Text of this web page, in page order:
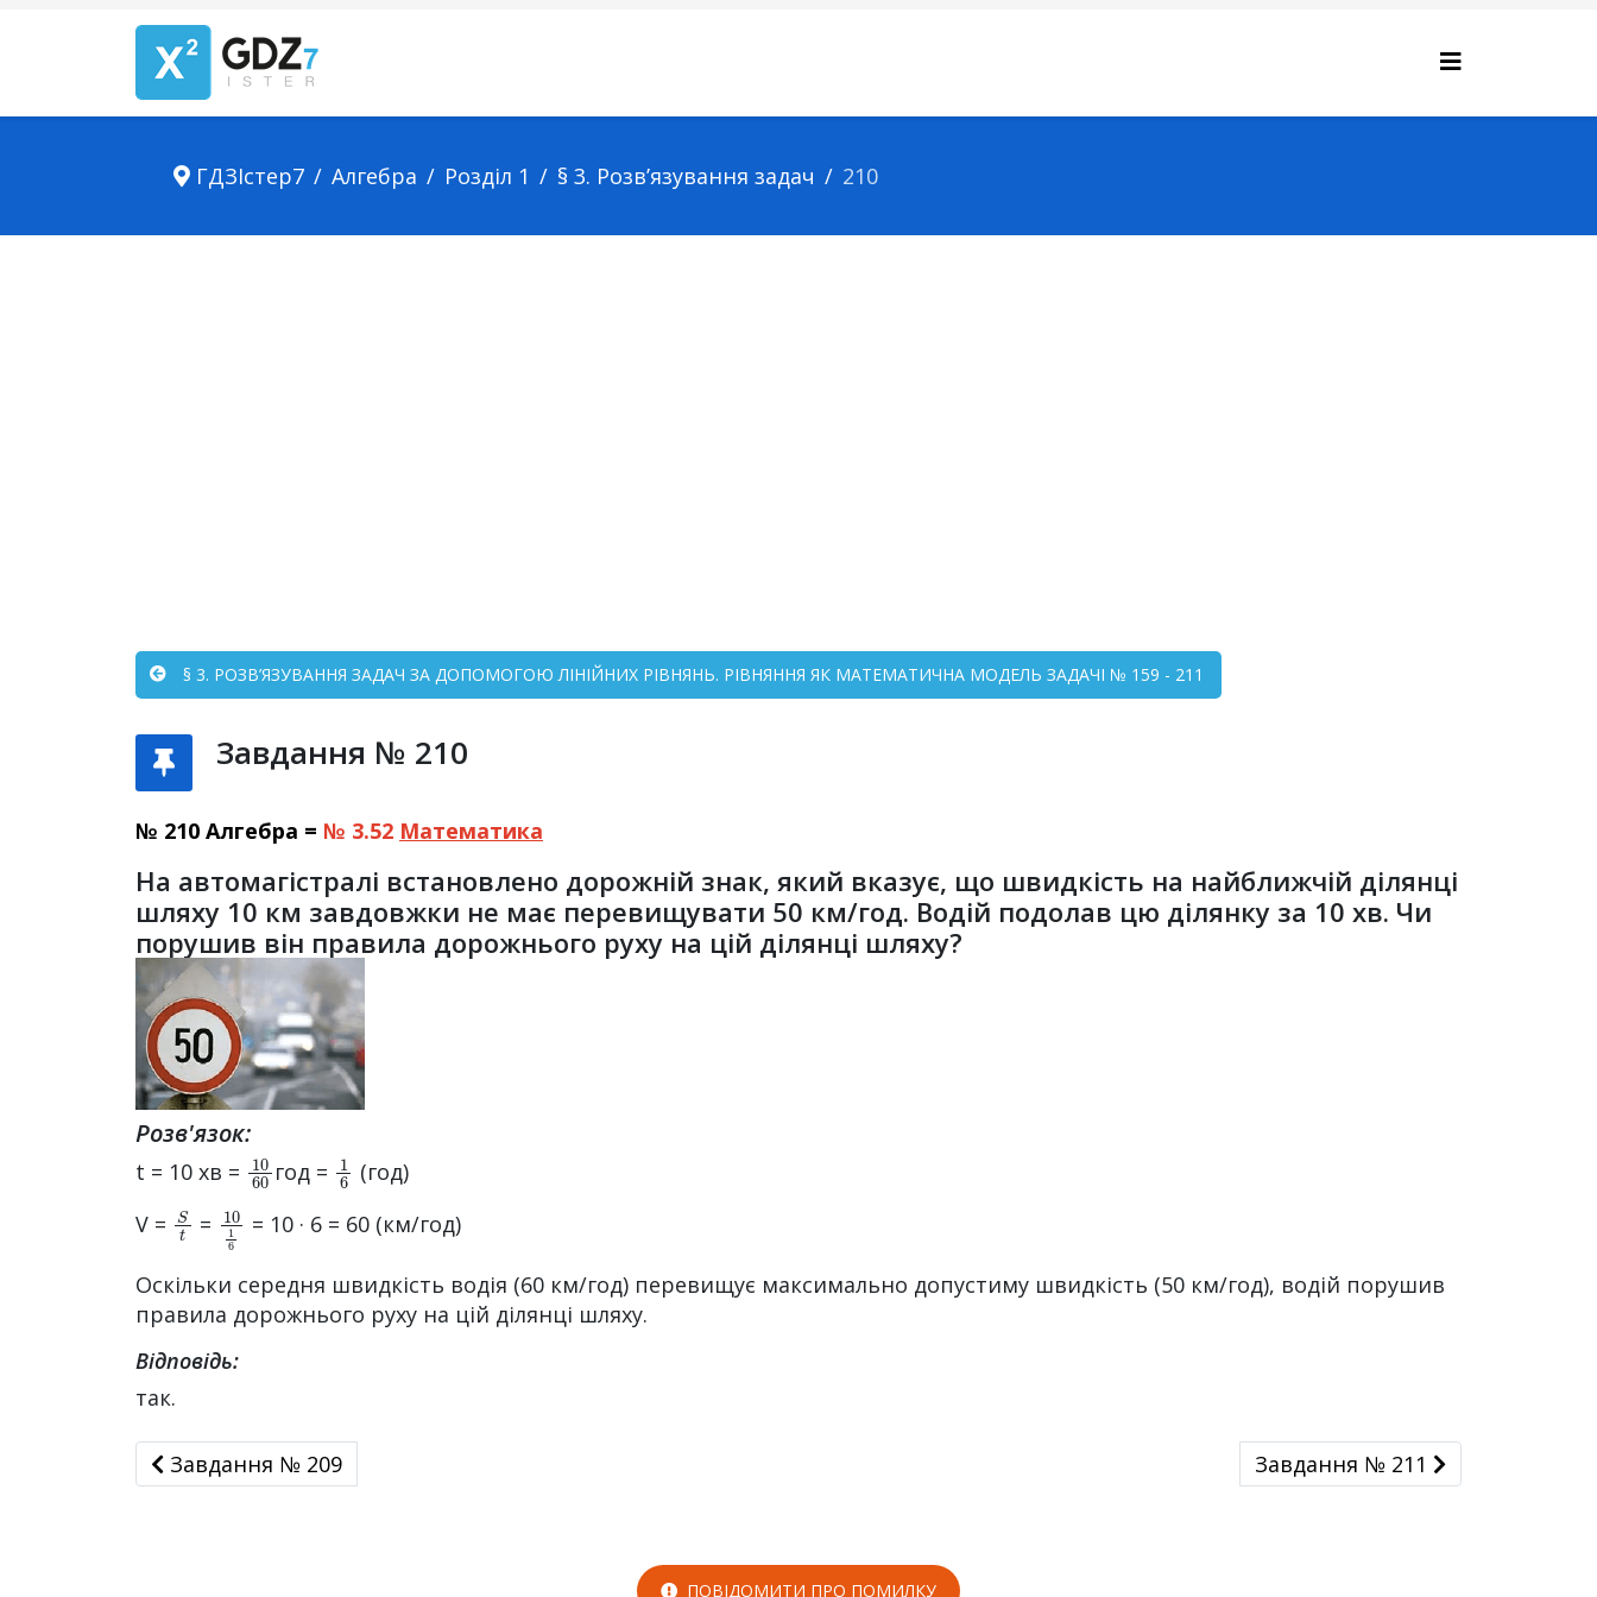
ГДЗІстер7 Алгебра Розділ 1 § 3. Розв’язування задач 210
§ 3. РОЗВ’ЯЗУВАННЯ ЗАДАЧ ЗА ДОПОМОГОЮ ЛІНІЙНИХ РІВНЯНЬ. РІВНЯННЯ ЯК МАТЕМАТИЧНА МОДЕЛЬ ЗАДАЧІ № 159 - 211
Завдання № 210
№ 210 Алгебра = № 3.52 Математика
На автомагістралі встановлено дорожній знак, який вказує, що швидкість на найближчій ділянці
шляху 10 км завдовжки не має перевищувати 50 км/год. Водій подолав цю ділянку за 10 хв. Чи
порушив він правила дорожнього руху на цій ділянці шляху?
Розв'язок:
t = 10 хв = 10 год = 1 (год)
V = St = 10 = 10 · 6 = 60 (км/год)
Оскільки середня швидкість водія (60 км/год) перевищує максимально допустиму швидкість (50 км/год), водій порушив
правила дорожнього руху на цій ділянці шляху.
Відповідь:
так.
Завдання № 209
Завдання № 209 Завдання № 211
Завдання № 211
ПОВІДОМИТИ ПРО ПОМИЛКУ